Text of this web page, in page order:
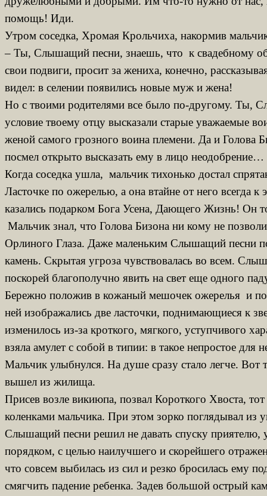
помощь! Иди.
Утром соседка, Хромая Крольчиха, накормив
– Ты, Слышащий песни, знаешь, что к свадебному
свои подвиги, просит за жениха, конечно,
видел: в селении появились новые муж и жена!
Но с твоими родителями все было по-другому. Ты,
условие твоему отцу высказали старые уважаемые
женой самого грозного воина племени. Да и Голова
посмел открыто высказать ему в лицо
Когда соседка ушла, мальчик тихонько достал
Ласточке по ожерелью, а она втайне от него всегда
казались подарком Бога Усена, Дающего Жизнь! Он
Мальчик знал, что Голова Бизона ни кому не
Орлиного Глаза. Даже маленьким Слышащий песни
камень. Скрытая угроза чувствовалась во всем.
поскорей благополучно явить на свет еще одного
Бережно положив в кожаный мешочек ожерелья и
ней изображались две ласточки, поднимающиеся к
изменилось из-за кроткого, мягкого, уступчивого
взяла амулет с собой в типии: в такое непростое
Мальчик улыбнулся. На душе сразу стало легче.
вышел из жилища.
Присев возле викиюпа, позвал Короткого Хвоста,
коленками мальчика. При этом зорко поглядывал
Слышащий песни решил не давать спуску приятелю,
порядком, с целью наилучшего и скорейшего
что совсем выбилась из сил и резко бросилась ему
смягчить падение ребенка. Задев большой острый